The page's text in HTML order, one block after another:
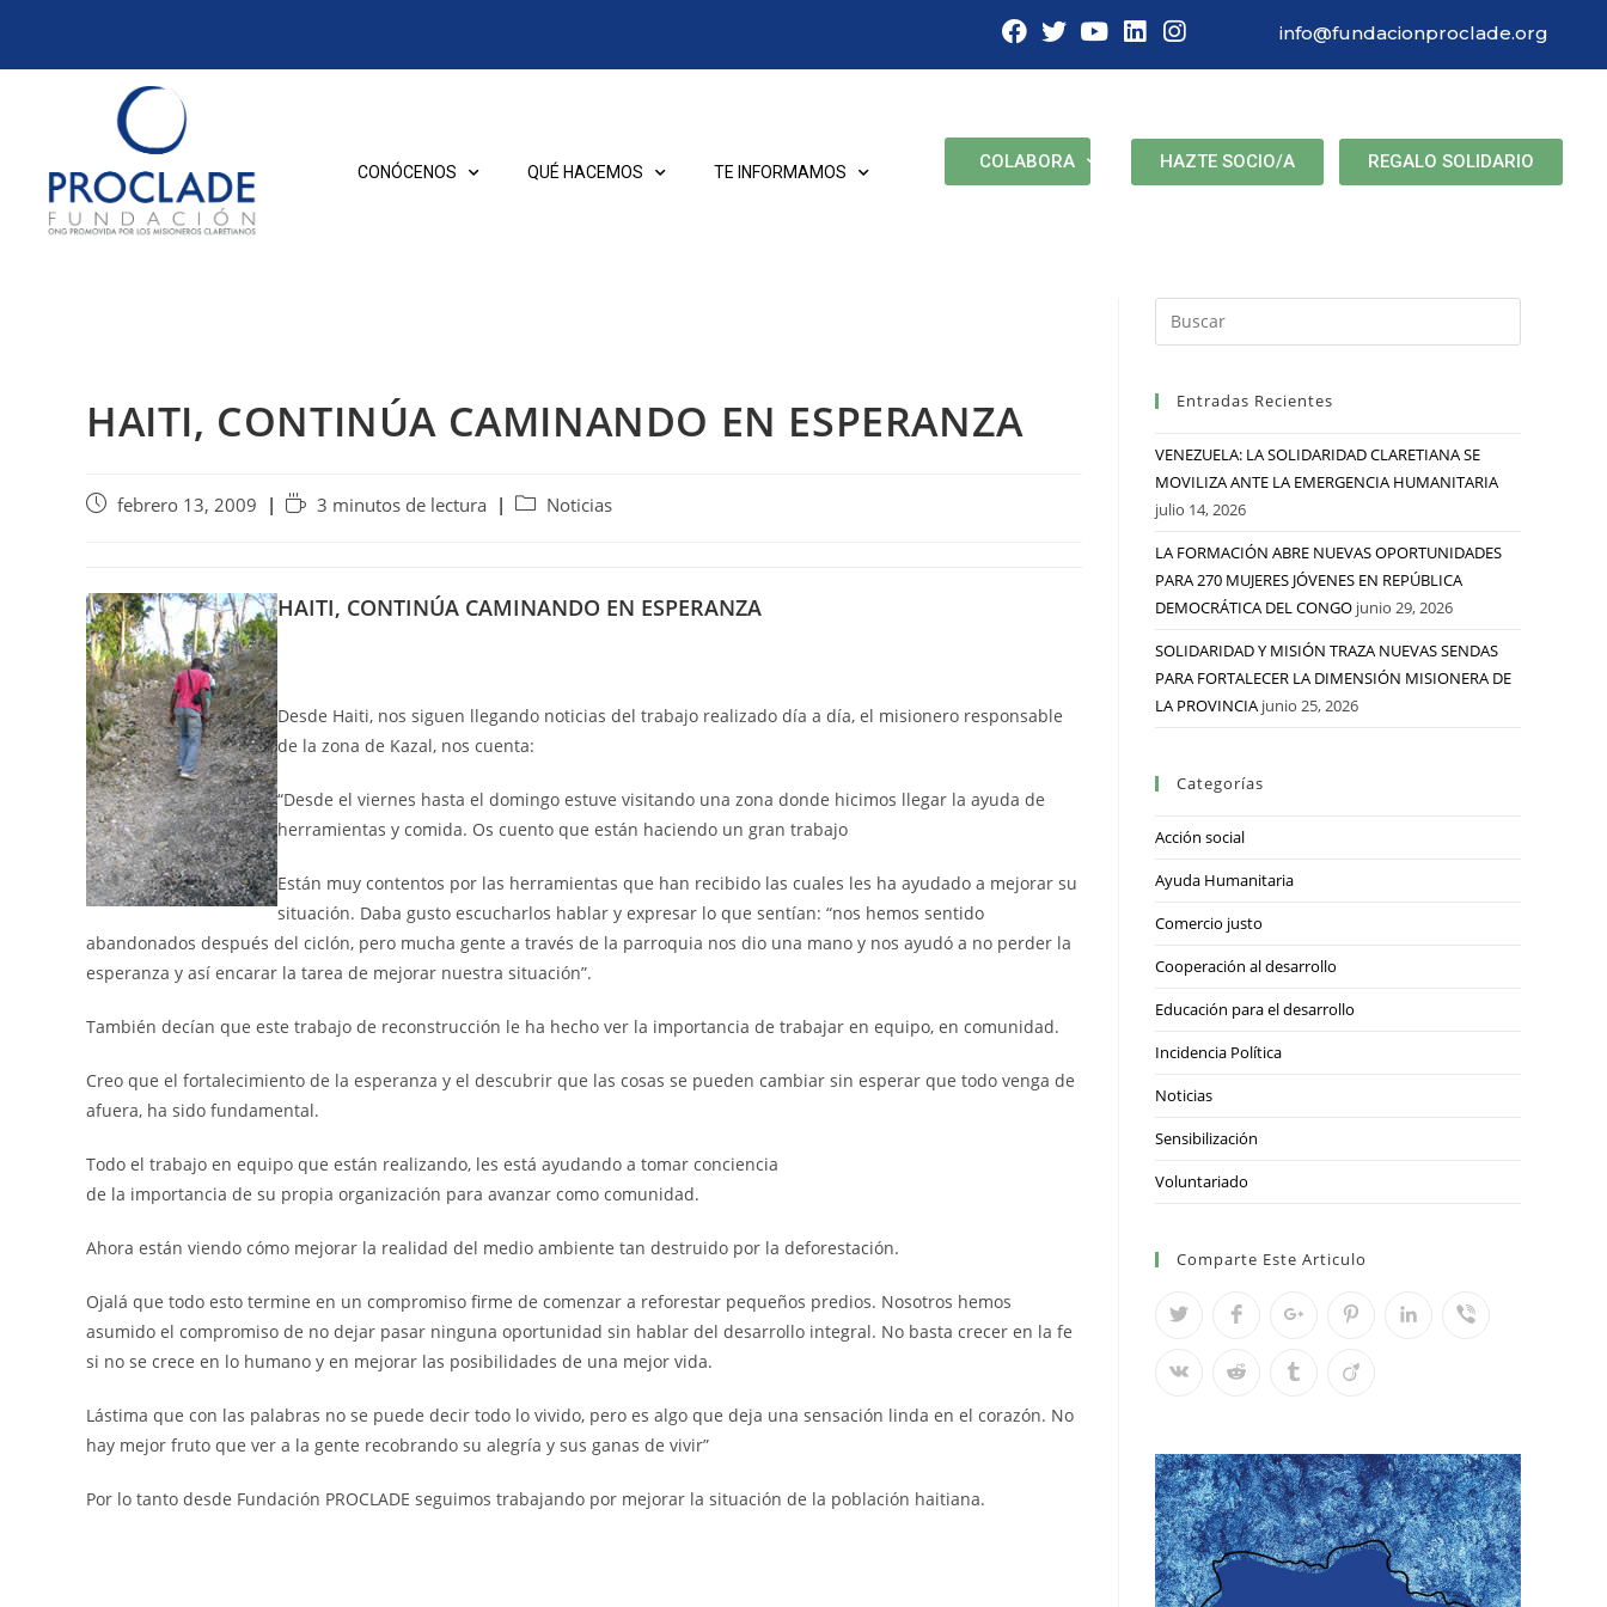
info@fundacionproclade.org
CONÓCENOS QUÉ HACEMOS TE INFORMAMOS COLABORA HAZTE SOCIO/A REGALO SOLIDARIO
HAITI, CONTINÚA CAMINANDO EN ESPERANZA
febrero 13, 2009 3 minutos de lectura Noticias
HAITI, CONTINÚA CAMINANDO EN ESPERANZA
Desde Haiti, nos siguen llegando noticias del trabajo realizado día a día, el misionero responsable
de la zona de Kazal, nos cuenta:
“Desde el viernes hasta el domingo estuve visitando una zona donde hicimos llegar la ayuda de
herramientas y comida. Os cuento que están haciendo un gran trabajo
Están muy contentos por las herramientas que han recibido las cuales les ha ayudado a mejorar su
situación. Daba gusto escucharlos hablar y expresar lo que sentían: “nos hemos sentido
abandonados después del ciclón, pero mucha gente a través de la parroquia nos dio una mano y nos ayudó a no perder la
esperanza y así encarar la tarea de mejorar nuestra situación”.
También decían que este trabajo de reconstrucción le ha hecho ver la importancia de trabajar en equipo, en comunidad.
Creo que el fortalecimiento de la esperanza y el descubrir que las cosas se pueden cambiar sin esperar que todo venga de
afuera, ha sido fundamental.
Todo el trabajo en equipo que están realizando, les está ayudando a tomar conciencia
de la importancia de su propia organización para avanzar como comunidad.
Ahora están viendo cómo mejorar la realidad del medio ambiente tan destruido por la deforestación.
Ojalá que todo esto termine en un compromiso firme de comenzar a reforestar pequeños predios. Nosotros hemos
asumido el compromiso de no dejar pasar ninguna oportunidad sin hablar del desarrollo integral. No basta crecer en la fe
si no se crece en lo humano y en mejorar las posibilidades de una mejor vida.
Lástima que con las palabras no se puede decir todo lo vivido, pero es algo que deja una sensación linda en el corazón. No
hay mejor fruto que ver a la gente recobrando su alegría y sus ganas de vivir”
Por lo tanto desde Fundación PROCLADE seguimos trabajando por mejorar la situación de la población haitiana.
Entradas Recientes
VENEZUELA: LA SOLIDARIDAD CLARETIANA SE
MOVILIZA ANTE LA EMERGENCIA HUMANITARIA
julio 14, 2026
LA FORMACIÓN ABRE NUEVAS OPORTUNIDADES
PARA 270 MUJERES JÓVENES EN REPÚBLICA
DEMOCRÁTICA DEL CONGO junio 29, 2026
SOLIDARIDAD Y MISIÓN TRAZA NUEVAS SENDAS
PARA FORTALECER LA DIMENSIÓN MISIONERA DE
LA PROVINCIA junio 25, 2026
Categorías
Acción social
Ayuda Humanitaria
Comercio justo
Cooperación al desarrollo
Educación para el desarrollo
Incidencia Política
Noticias
Sensibilización
Voluntariado
Comparte Este Articulo